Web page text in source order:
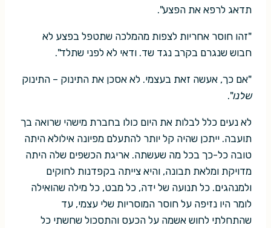
תדאג לרפא את הפצע".
"זהו חוסר אחריות לצפות מהמלכה שתטפל בפצע לא
חבוש שנגרם בקרב נגד שד. ודאי לא לפני שתלד".
"אם כך, אעשה זאת בעצמי. לא אסכן את התינוק – התינוק
שלנו".
לא נעים כלל לבלות את היום כולו בחברת מישהי שרואה בך
תועבה. ייתכן שהיה קל יותר להתעלם מפיונה אילולא היתה
טובה כל-כך בכל מה שעשתה. אריגת הכשפים שלה היתה
מדויקת ומלאת תבונה, והיא צייתה בקפדנות לחוקים
ולמנהגים. כל תנועה של ידה, כל מבט, כל מילה שהואילה
לומר היו נזיפה על חוסר המוסריות שלי עצמי, עד
שהתחלתי לחוש אשמה על הכעס והתסכול שחשתי כל